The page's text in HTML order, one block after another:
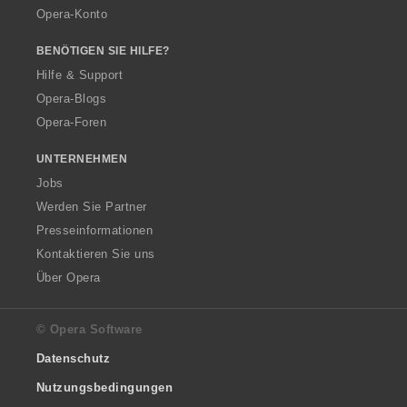
Opera-Konto
BENÖTIGEN SIE HILFE?
Hilfe & Support
Opera-Blogs
Opera-Foren
UNTERNEHMEN
Jobs
Werden Sie Partner
Presseinformationen
Kontaktieren Sie uns
Über Opera
© Opera Software
Datenschutz
Nutzungsbedingungen